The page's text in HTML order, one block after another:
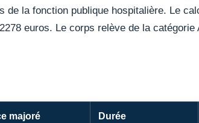
la fonction publique hospitalière. Le
euros. Le corps relève de la
majoré Durée